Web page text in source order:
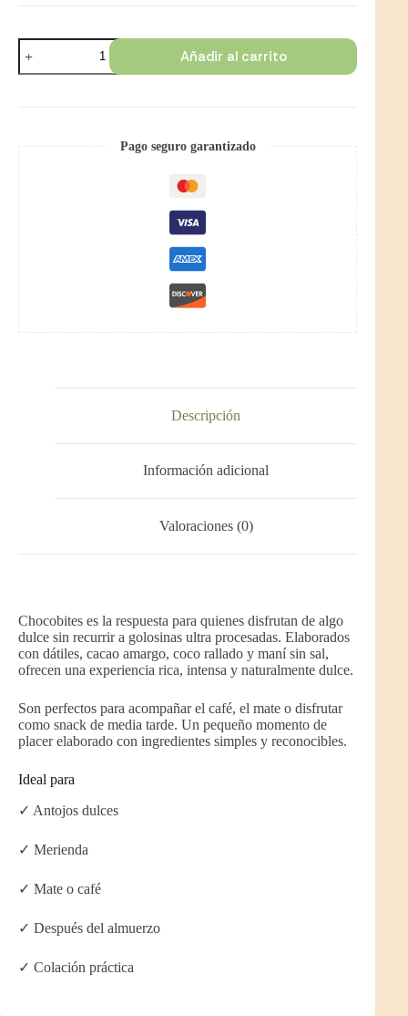
Añadir al carrito
Pago seguro garantizado
Descripción
Información adicional
Valoraciones (0)
Chocobites es la respuesta para quienes disfrutan de algo
dulce sin recurrir a golosinas ultra procesadas. Elaborados
con dátiles, cacao amargo, coco rallado y maní sin sal,
ofrecen una experiencia rica, intensa y naturalmente dulce.
Son perfectos para acompañar el café, el mate o disfrutar
como snack de media tarde. Un pequeño momento de
placer elaborado con ingredientes simples y reconocibles.
Ideal para
✓ Antojos dulces
✓ Merienda
✓ Mate o café
✓ Después del almuerzo
✓ Colación práctica